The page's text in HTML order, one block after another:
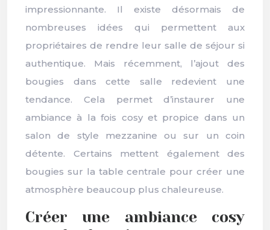
impressionnante. Il existe désormais de
nombreuses idées qui permettent aux
propriétaires de rendre leur salle de séjour si
authentique. Mais récemment, l’ajout des
bougies dans cette salle redevient une
tendance. Cela permet d’instaurer une
ambiance à la fois cosy et propice dans un
salon de style mezzanine ou sur un coin
détente. Certains mettent également des
bougies sur la table centrale pour créer une
atmosphère beaucoup plus chaleureuse.
Créer une ambiance cosy